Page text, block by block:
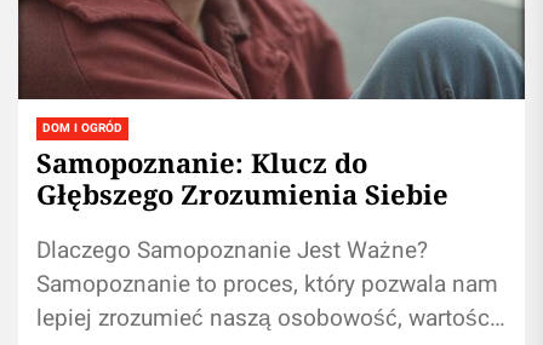
DOM I OGRÓD
Samopoznanie: Klucz do
Głębszego Zrozumienia Siebie
Dlaczego Samopoznanie Jest Ważne?
Samopoznanie to proces, który pozwala nam
lepiej zrozumieć naszą osobowość, wartości